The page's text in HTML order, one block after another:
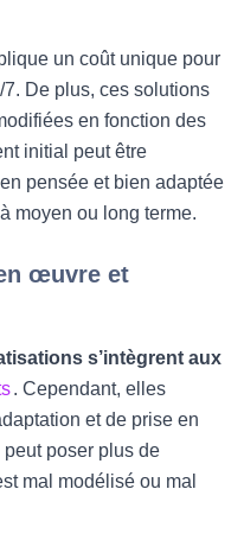
un coût unique pour
De plus, ces solutions
en fonction des
initial peut être
pensée et bien adaptée
moyen ou long terme.
œuvre et
s’intègrent aux
. Cependant, elles
et de prise en
peut poser plus de
mal modélisé ou mal